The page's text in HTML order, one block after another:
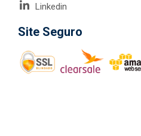
Linkedin
Site Seguro